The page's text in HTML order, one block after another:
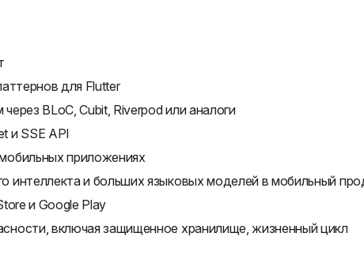
для Flutter
BLoC, Cubit, Riverpod или аналоги
и SSE API
приложениях
интеллекта и больших языковых моделей в мобильный
и Google Play
включая защищенное хранилище, жизненный цикл